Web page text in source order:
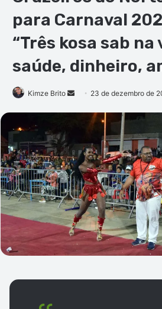
para Carnaval
“Três kosa sab na
saúde, dinheiro,
Kimze Brito
Mande23 de dezembro de